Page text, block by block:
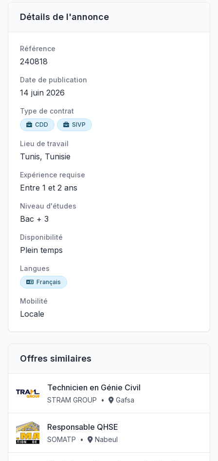
Détails de l'annonce
Référence
240818
Date de publication
14 juin 2026
Type de contrat
CDD SIVP
Lieu de travail
Tunis, Tunisie
Expérience requise
Entre 1 et 2 ans
Niveau d'études
Bac + 3
Disponibilité
Plein temps
Langues
Français
Mobilité
Locale
Offres similaires
Technicien en Génie Civil
STRAM GROUP • Gafsa
Responsable QHSE
SOMATP • Nabeul